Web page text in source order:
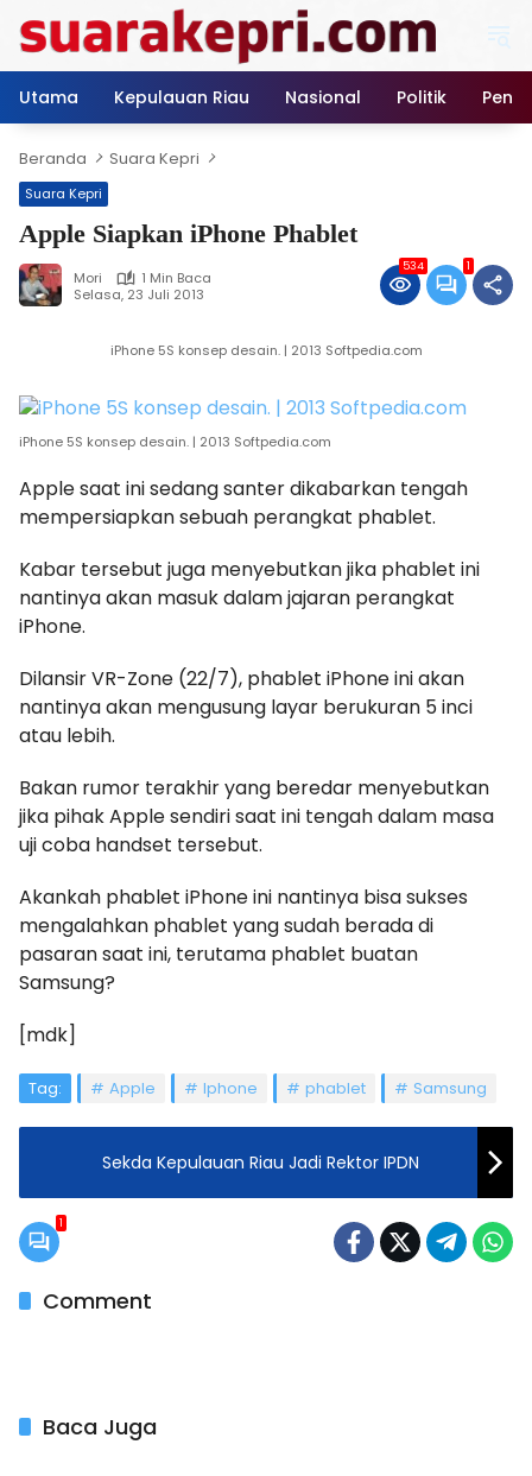
konten
Utama
Kepulauan Riau Nasional Politik
Beranda Suara Kepri
Suara Kepri
Apple Siapkan iPhone Phablet
Mori
1 Min Baca
Selasa, 23 Juli 2013
534 1
iPhone 5S konsep desain. | 2013 Softpedia.com
iPhone 5S konsep desain. | 2013 Softpedia.com
Apple saat ini sedang santer dikabarkan tengah
mempersiapkan sebuah perangkat phablet.
Kabar tersebut juga menyebutkan jika phablet ini
nantinya akan masuk dalam jajaran perangkat
iPhone.
Dilansir VR-Zone (22/7), phablet iPhone ini akan
nantinya akan mengusung layar berukuran 5 inci
atau lebih.
Bakan rumor terakhir yang beredar menyebutkan
jika pihak Apple sendiri saat ini tengah dalam masa
uji coba handset tersebut.
Akankah phablet iPhone ini nantinya bisa sukses
mengalahkan phablet yang sudah berada di
pasaran saat ini, terutama phablet buatan
Samsung?
[mdk]
Tag: Apple Iphone phablet Samsung
Sekda Kepulauan Riau Jadi Rektor IPDN
1
Comment
Baca Juga